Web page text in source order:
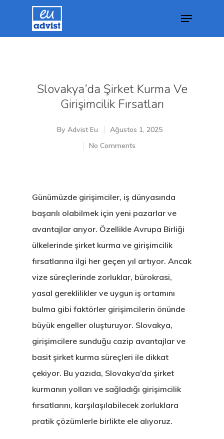
Slovakya’da Şirket Kurma Ve
Girişimcilik Fırsatları
By Advist Eu
Ağustos 1, 2025
No Comments
Günümüzde girişimciler, iş dünyasında
başarılı olabilmek için yeni pazarlar ve
avantajlar arıyor. Özellikle Avrupa Birliği
ülkelerinde şirket kurma ve girişimcilik
fırsatlarına ilgi her geçen yıl artıyor. Ancak
vize süreçlerinde zorluklar, bürokrasi,
yasal gereklilikler ve uygun iş ortamını
bulma gibi faktörler girişimcilerin önünde
büyük engeller oluşturuyor. Slovakya,
girişimcilere sunduğu cazip avantajlar ve
basit şirket kurma süreçleri ile dikkat
çekiyor. Bu yazıda, Slovakya’da şirket
kurmanın yolları ve sağladığı girişimcilik
fırsatlarını, karşılaşılabilecek zorluklara
pratik çözümlerle birlikte ele alıyoruz.